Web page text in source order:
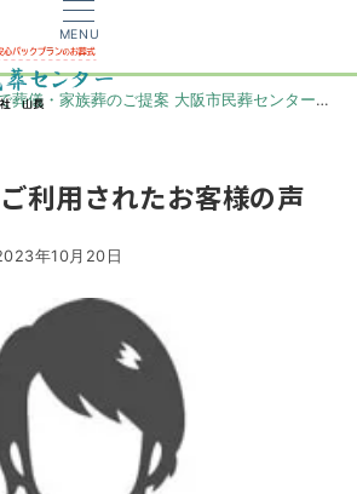
MENU
葬儀・家族葬のご提案 大阪市民葬センター
利用されたお客様の声
年10月20日